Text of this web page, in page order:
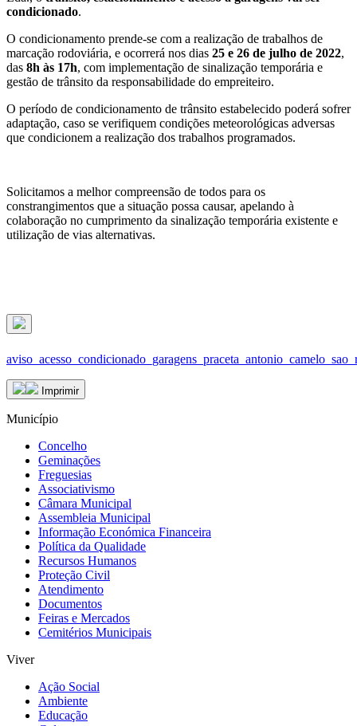
condicionado.
O condicionamento prende-se com a realização de trabalhos de
marcação rodoviária, e ocorrerá nos dias 25 e 26 de julho de 2022,
das 8h às 17h, com implementação de sinalização temporária e
gestão de trânsito da responsabilidade do empreiteiro.
O período de condicionamento de trânsito estabelecido poderá sofrer
adaptação, caso se verifiquem condições meteorológicas adversas
que condicionem a realização dos trabalhos programados.
Solicitamos a melhor compreensão de todos para os
constrangimentos que a situação possa causar, apelando à
colaboração no cumprimento da sinalização temporária existente e
utilização de vias alternativas.
Imprimir
Município
Concelho
Geminações
Freguesias
Associativismo
Câmara Municipal
Assembleia Municipal
Informação Económica Financeira
Política da Qualidade
Recursos Humanos
Proteção Civil
Atendimento
Documentos
Feiras e Mercados
Cemitérios Municipais
Viver
Ação Social
Ambiente
Educação